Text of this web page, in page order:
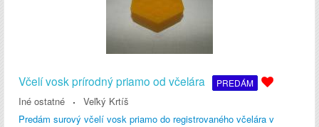
Včelí vosk prírodný priamo od včelára PREDÁM
Iné ostatné
Veľký Krtíš
Predám surový včelí vosk priamo do registrovaného včelára v